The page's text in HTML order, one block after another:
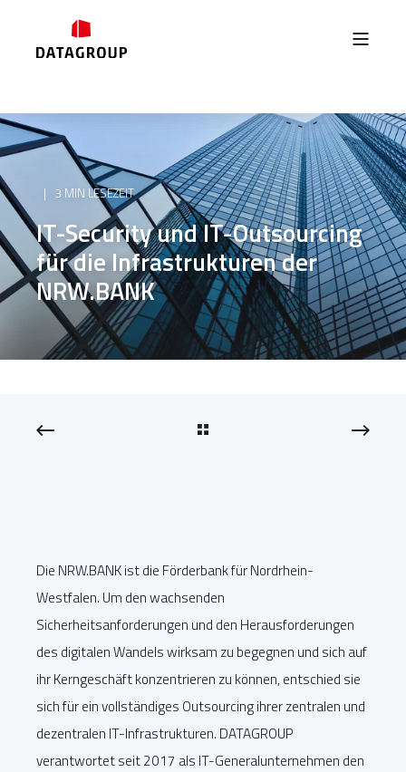
3 MIN LESEZEIT
IT-Security und IT-Outsourcing
für die Infrastrukturen der
NRW.BANK
Die NRW.BANK ist die Förderbank für Nordrhein-
Westfalen. Um den wachsenden
Sicherheitsanforderungen und den Herausforderungen
des digitalen Wandels wirksam zu begegnen und sich auf
ihr Kerngeschäft konzentrieren zu können, entschied sie
sich für ein vollständiges Outsourcing ihrer zentralen und
dezentralen IT-Infrastrukturen. DATAGROUP
verantwortet seit 2017 als IT-Generalunternehmen den